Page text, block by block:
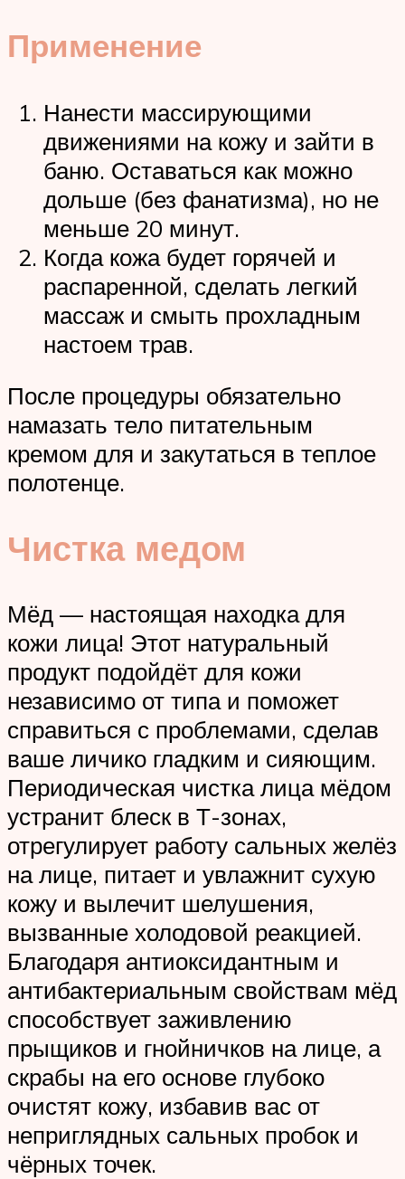
Применение
Нанести массирующими
движениями на кожу и зайти в
баню. Оставаться как можно
дольше (без фанатизма), но не
меньше 20 минут.
Когда кожа будет горячей и
распаренной, сделать легкий
массаж и смыть прохладным
настоем трав.
После процедуры обязательно
намазать тело питательным
кремом для и закутаться в теплое
полотенце.
Чистка медом
Мёд — настоящая находка для
кожи лица! Этот натуральный
продукт подойдёт для кожи
независимо от типа и поможет
справиться с проблемами, сделав
ваше личико гладким и сияющим.
Периодическая чистка лица мёдом
устранит блеск в Т-зонах,
отрегулирует работу сальных желёз
на лице, питает и увлажнит сухую
кожу и вылечит шелушения,
вызванные холодовой реакцией.
Благодаря антиоксидантным и
антибактериальным свойствам мёд
способствует заживлению
прыщиков и гнойничков на лице, а
скрабы на его основе глубоко
очистят кожу, избавив вас от
неприглядных сальных пробок и
чёрных точек.